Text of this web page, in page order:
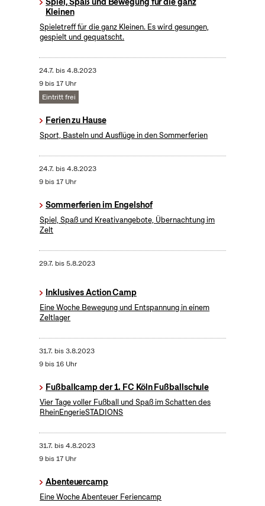
Kleinen
Spieletreff für die ganz Kleinen. Es wird gesungen,
gespielt und gequatscht.
24.7. bis4.8.2023
9 bis 17 Uhr
Eintritt frei
Ferien zu Hause
Sport, Basteln und Ausflüge in den Sommerferien
24.7. bis4.8.2023
9 bis 17 Uhr
Sommerferien im Engelshof
Spiel, Spaß und Kreativangebote, Übernachtung im
Zelt
29.7. bis5.8.2023
Inklusives Action Camp
Eine Woche Bewegung und Entspannung in einem
Zeltlager
31.7. bis3.8.2023
9 bis 16 Uhr
Fußballcamp der 1. FC Köln Fußballschule
Vier Tage voller Fußball und Spaß im Schatten des
RheinEngerieSTADIONS
31.7. bis4.8.2023
9 bis 17 Uhr
Abenteuercamp
Eine Woche Abenteuer Feriencamp